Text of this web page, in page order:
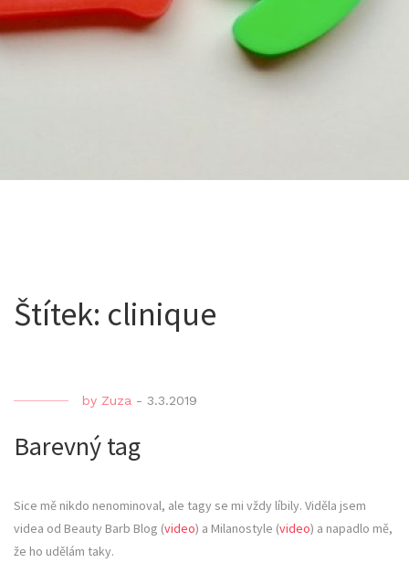
Štítek: clinique
by Zuza - 3.3.2019
Barevný tag
Sice mě nikdo nenominoval, ale tagy se mi vždy líbily. Viděla jsem
videa od Beauty Barb Blog (video) a Milanostyle (video) a napadlo mě,
že ho udělám taky.